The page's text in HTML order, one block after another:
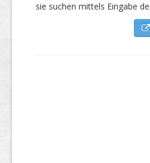
sie suchen mittels Eingabe